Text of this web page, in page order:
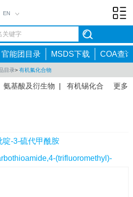
EN
官能团目录 MSDS下载 COA查询
目录> 有机氟化合物
更多
氨基酸及衍生物 | 有机锡化合
| 抗炎药物中间体
间体|
啶-3-硫代甲酰胺
(trifluoromethyl)-